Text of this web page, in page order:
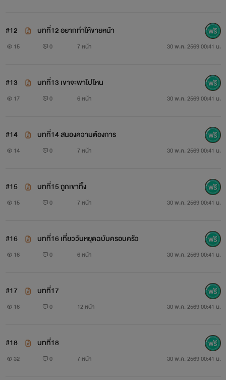
#12 บทที่12 อยากทำให้ขายหน้า
15 0 7 หน้า 30 พ.ค. 2569 00:41 น.
#13 บทที่13 เขาจะพาไปไหน
17 0 6 หน้า 30 พ.ค. 2569 00:41 น.
#14 บทที่14 สนองความต้องการ
14 0 7 หน้า 30 พ.ค. 2569 00:41 น.
#15 บทที่15 ถูกเขาทิ้ง
15 0 7 หน้า 30 พ.ค. 2569 00:41 น.
#16 บทที่16 เที่ยววันหยุดฉบับครอบครัว
16 0 6 หน้า 30 พ.ค. 2569 00:41 น.
#17 บทที่17
16 0 12 หน้า 30 พ.ค. 2569 00:41 น.
#18 บทที่18
32 0 7 หน้า 30 พ.ค. 2569 00:41 น.